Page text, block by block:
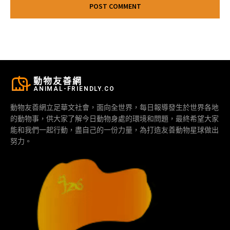
動物友善網
ANIMAL-FRIENDLY.CO
動物友善網立足華文社會，面向全世界，每日報導發生於世界各地
的動物事，供大家了解今日動物身處的環境和問題，最終希望大家
能和我們一起行動，盡自己的一份力量，為打造友善動物星球做出
努力。